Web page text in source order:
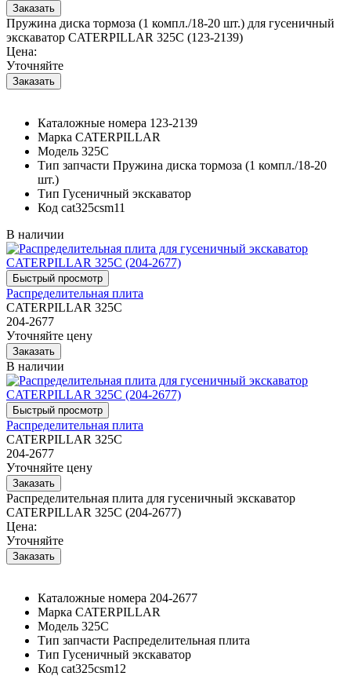
Пружина диска тормоза (1 компл./18-20 шт.) для гусеничный
экскаватор CATERPILLAR 325C (123-2139)
Цена:
Уточняйте
Каталожные номера 123-2139
Марка CATERPILLAR
Модель 325C
Тип запчасти Пружина диска тормоза (1 компл./18-20
шт.)
Тип Гусеничный экскаватор
Код cat325csm11
В наличии
Распределительная плита
CATERPILLAR 325C
204-2677
Уточняйте цену
В наличии
Распределительная плита
CATERPILLAR 325C
204-2677
Уточняйте цену
Распределительная плита для гусеничный экскаватор
CATERPILLAR 325C (204-2677)
Цена:
Уточняйте
Каталожные номера 204-2677
Марка CATERPILLAR
Модель 325C
Тип запчасти Распределительная плита
Тип Гусеничный экскаватор
Код cat325csm12